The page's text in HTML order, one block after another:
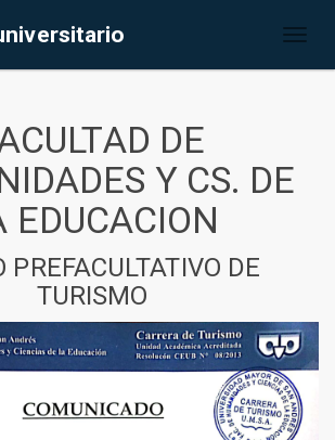
DE
Y CS. DE
EDUCACION
PREFACULTATIVO DE
TURISMO